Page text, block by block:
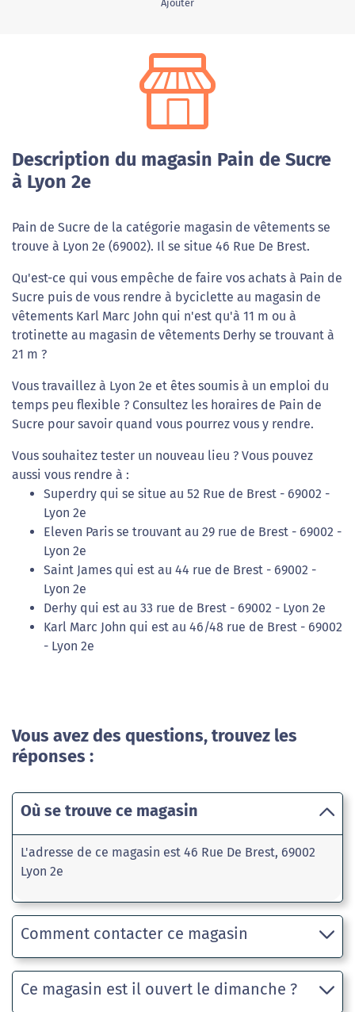
Ajouter
Description du magasin Pain de Sucre
à Lyon 2e
Pain de Sucre de la catégorie magasin de vêtements se
trouve à Lyon 2e (69002). Il se situe 46 Rue De Brest.
Qu'est-ce qui vous empêche de faire vos achats à Pain de
Sucre puis de vous rendre à byciclette au magasin de
vêtements Karl Marc John qui n'est qu'à 11 m ou à
trotinette au magasin de vêtements Derhy se trouvant à
21 m ?
Vous travaillez à Lyon 2e et êtes soumis à un emploi du
temps peu flexible ? Consultez les horaires de Pain de
Sucre pour savoir quand vous pourrez vous y rendre.
Vous souhaitez tester un nouveau lieu ? Vous pouvez
aussi vous rendre à :
Superdry qui se situe au 52 Rue de Brest - 69002 -
Lyon 2e
Eleven Paris se trouvant au 29 rue de Brest - 69002 -
Lyon 2e
Saint James qui est au 44 rue de Brest - 69002 -
Lyon 2e
Derhy qui est au 33 rue de Brest - 69002 - Lyon 2e
Karl Marc John qui est au 46/48 rue de Brest - 69002
- Lyon 2e
Vous avez des questions, trouvez les
réponses :
Où se trouve ce magasin
L'adresse de ce magasin est 46 Rue De Brest, 69002
Lyon 2e
Comment contacter ce magasin
Ce magasin est il ouvert le dimanche ?